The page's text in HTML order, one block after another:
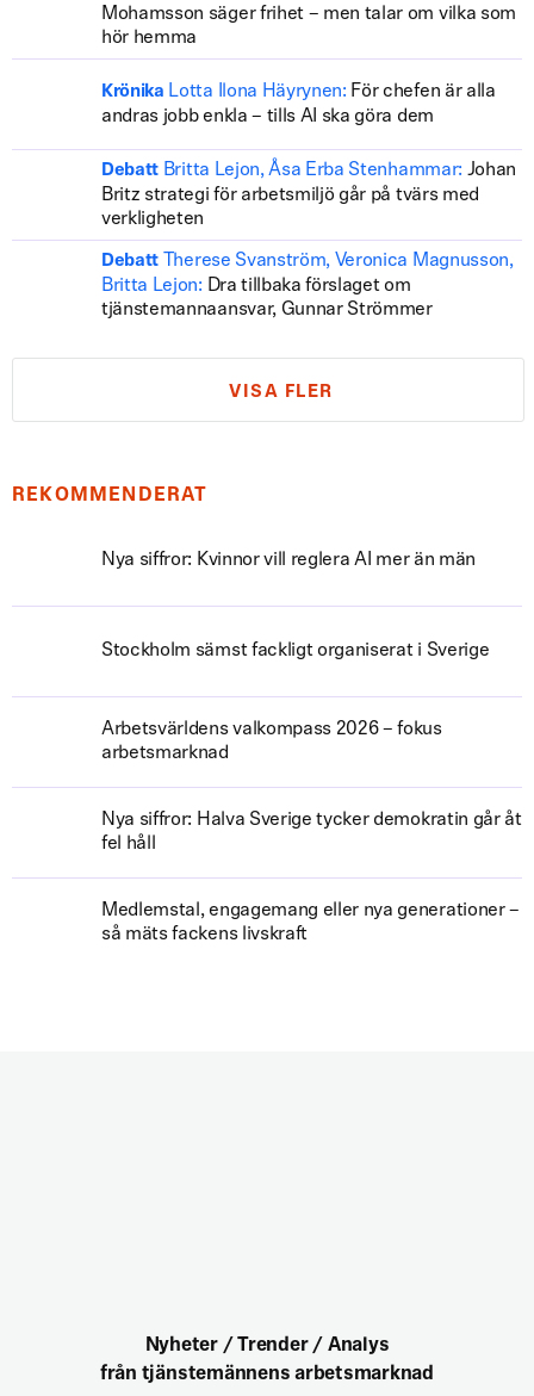
Mohamsson säger frihet – men talar om vilka som
hör hemma
Krönika Lotta Ilona Häyrynen: För chefen är alla
andras jobb enkla – tills AI ska göra dem
Debatt Britta Lejon, Åsa Erba Stenhammar: Johan
Britz strategi för arbetsmiljö går på tvärs med
verkligheten
Debatt
Therese Svanström, Veronica Magnusson,
Britta Lejon: Dra tillbaka förslaget om
tjänstemannaansvar, Gunnar Strömmer
VISA FLER
REKOMMENDERAT
Nya siffror: Kvinnor vill reglera AI mer än män
Stockholm sämst fackligt organiserat i Sverige
Arbetsvärldens valkompass 2026 – fokus
arbetsmarknad
Nya siffror: Halva Sverige tycker demokratin går åt
fel håll
Medlemstal, engagemang eller nya generationer –
så mäts fackens livskraft
Nyheter / Trender / Analys
från tjänstemännens arbetsmarknad